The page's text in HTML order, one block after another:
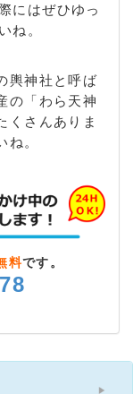
町 / 大将軍東
/ 鷹峯上ノ町 /
天井町 / 鷹峯
堀越町 / 鷹峯
門前町 / 等持
院東町 / 等持
山 / 中川西山
町 / 西賀茂蛙ケ
賀茂蟹ケ坂町 /
茂川上町 / 西
茂北鎮守菴町 /
賀茂城山 / 西
西賀茂円峰 / 西
大栗町 / 西賀
にはぜひゆっ
ね。
輿神社と呼ば
の「わら天神
くさんありま
ね。
料です。